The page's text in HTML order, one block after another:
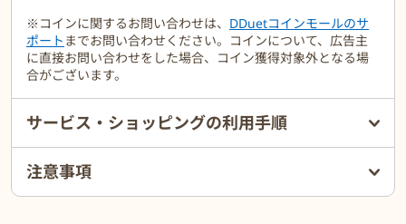
手配をすべてまとめて予約可能。
面倒な個別手配は不要です。
《旅行代金と空室状況》
インバウンド需要で日本向け客室確保が難しい中でも、長年の関係
により多数の部屋を確保。
他社より有利な条件で仕入れ、利用者に還元しています。
《安心・安全》
オンライン販売ながらコールセンターに経験豊富なオペレーターが
在籍。
※コインに関するお問い合わせは、 DDuetコインモールのサ
ポート までお問い合わせください。コインについて、広告主
に直接お問い合わせをした場合、コイン獲得対象外となる場
合がございます。
サービス・ショッピングの利用手順
注意事項